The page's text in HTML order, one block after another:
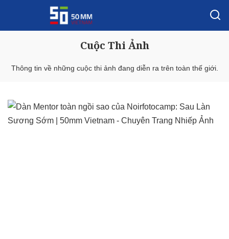
Cuộc Thi Ảnh
Thông tin về những cuộc thi ảnh đang diễn ra trên toàn thế giới.